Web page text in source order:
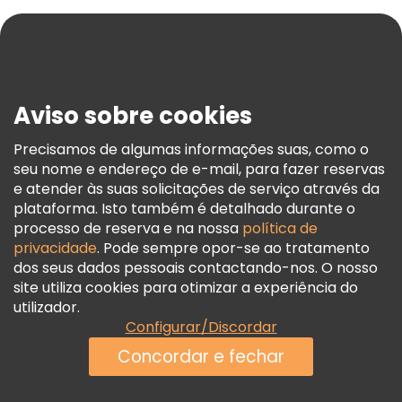
Termos E Informações Legais
Política De Cookies
Freetour Prémios
Programa De Fidelidade
Aviso sobre cookies
Precisamos de algumas informações suas, como o
seu nome e endereço de e-mail, para fazer reservas
e atender às suas solicitações de serviço através da
plataforma. Isto também é detalhado durante o
processo de reserva e na nossa política de
privacidade. Pode sempre opor-se ao tratamento
dos seus dados pessoais contactando-nos. O nosso
site utiliza cookies para otimizar a experiência do
utilizador.
Configurar/Discordar
Concordar e fechar